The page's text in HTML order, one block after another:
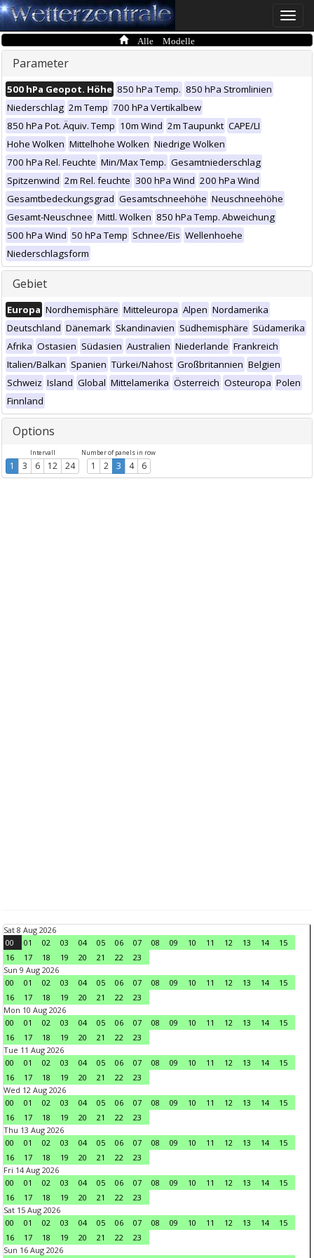
Toggle
Alle Modelle
Parameter
500 hPa Geopot. Höhe 850 hPa Temp. 850 hPa Stromlinien
Niederschlag 2m Temp 700 hPa Vertikalbew
850 hPa Pot. Äquiv. Temp 10m Wind 2m Taupunkt CAPE/LI
Hohe Wolken Mittelhohe Wolken Niedrige Wolken
700 hPa Rel. Feuchte Min/Max Temp. Gesamtniederschlag
Spitzenwind 2m Rel. feuchte 300 hPa Wind 200 hPa Wind
Gesamtbedeckungsgrad Gesamtschneehöhe Neuschneehöhe
Gesamt-Neuschnee Mittl. Wolken 850 hPa Temp. Abweichung
500 hPa Wind 50 hPa Temp Schnee/Eis Wellenhoehe
Niederschlagsform
Gebiet
Europa Nordhemisphäre Mitteleuropa Alpen Nordamerika
Deutschland Dänemark Skandinavien Südhemisphäre Südamerika
Afrika Ostasien Südasien Australien Niederlande Frankreich
Italien/Balkan Spanien Türkei/Nahost Großbritannien Belgien
Schweiz Island Global Mittelamerika Österreich Osteuropa Polen
Finnland
Options
Intervall
1 3 6 12 24
Number of panels in row
1 2 3 4 6
Sat 8 Aug 2026
00
01 02 03 04 05 06 07 08 09 10 11 12 13 14
15
16
17 18 19 20 21 22
23
Sun 9 Aug 2026
00
01 02 03 04 05 06 07 08 09 10 11 12 13 14
15
16
17 18 19 20 21 22
23
Mon 10 Aug 2026
00
01 02 03 04 05 06 07 08 09 10 11 12 13 14
15
16
17 18 19 20 21 22
23
Tue 11 Aug 2026
00
01 02 03 04 05 06 07 08 09 10 11 12 13 14
15
16
17 18 19 20 21 22
23
Wed 12 Aug 2026
00
01 02 03 04 05 06 07 08 09 10 11 12 13 14
15
16
17 18 19 20 21 22
23
Thu 13 Aug 2026
00
01 02 03 04 05 06 07 08 09 10 11 12 13 14
15
16
17 18 19 20 21 22
23
Fri 14 Aug 2026
00
01 02 03 04 05 06 07 08 09 10 11 12 13 14
15
16
17 18 19 20 21 22
23
Sat 15 Aug 2026
00
01 02 03 04 05 06 07 08 09 10 11 12 13 14
15
16
17 18 19 20 21 22
23
Sun 16 Aug 2026